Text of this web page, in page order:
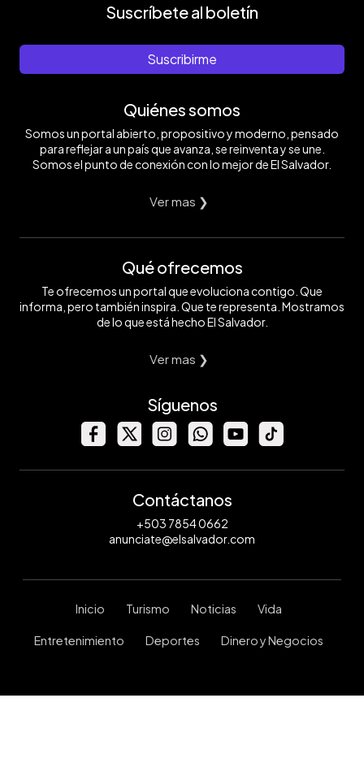
Suscríbete al boletín
Suscribirme
Quiénes somos
Somos un portal abierto, propositivo y moderno, pensado
para reflejar a un país que avanza, se reinventa y se une.
Somos el punto de conexión con lo mejor de El Salvador.
Ver mas ❯
Qué ofrecemos
Te ofrecemos un portal que evoluciona contigo. Que
informa, pero también inspira. Que te representa. Mostramos
de lo que está hecho El Salvador.
Ver mas ❯
Síguenos
Contáctanos
+503 7854 0662
anunciate@elsalvador.com
Inicio Turismo Noticias Vida
Entretenimiento Deportes Dinero y Negocios